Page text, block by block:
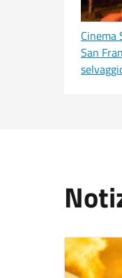
Cinema
San